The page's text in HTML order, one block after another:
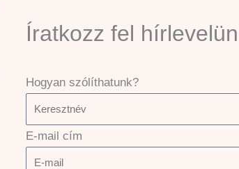
Íratkozz fel
Hogyan szólíthatunk?
E-mail cím